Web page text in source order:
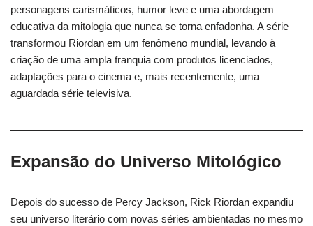
personagens carismáticos, humor leve e uma abordagem
educativa da mitologia que nunca se torna enfadonha. A série
transformou Riordan em um fenômeno mundial, levando à
criação de uma ampla franquia com produtos licenciados,
adaptações para o cinema e, mais recentemente, uma
aguardada série televisiva.
Expansão do Universo Mitológico
Depois do sucesso de Percy Jackson, Rick Riordan expandiu
seu universo literário com novas séries ambientadas no mesmo